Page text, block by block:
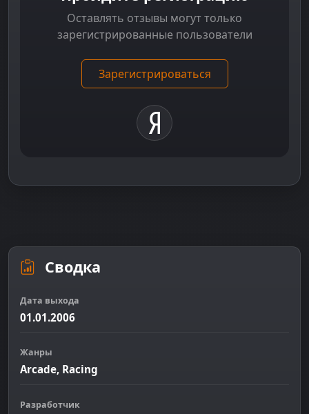
Оставлять отзывы могут только
зарегистрированные пользователи
Зарегистрироваться
Сводка
Дата выхода
01.01.2006
Жанры
Arcade, Racing
Разработчик